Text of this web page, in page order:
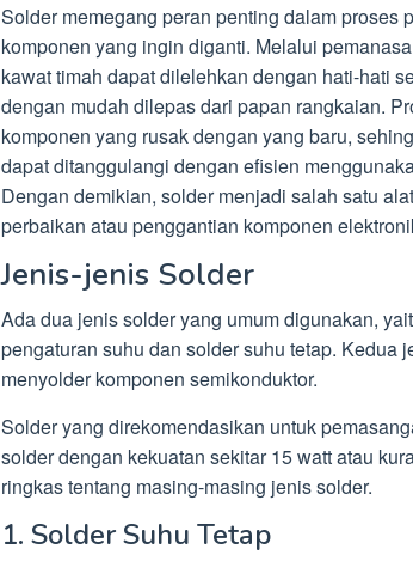
Solder memegang peran penting dalam proses
komponen yang ingin diganti. Melalui
kawat timah dapat dilelehkan dengan hati-hati
dengan mudah dilepas dari papan rangkaian.
komponen yang rusak dengan yang baru,
dapat ditanggulangi dengan efisien
Dengan demikian, solder menjadi salah satu
perbaikan atau penggantian komponen
Jenis-jenis Solder
Ada dua jenis solder yang umum digunakan,
pengaturan suhu dan solder suhu tetap. Kedua
menyolder komponen semikonduktor.
Solder yang direkomendasikan untuk
solder dengan kekuatan sekitar 15 watt atau
ringkas tentang masing-masing jenis solder.
1. Solder Suhu Tetap